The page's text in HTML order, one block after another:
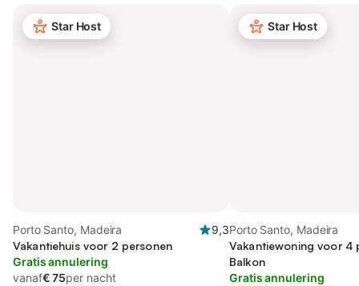
Star Host
Porto Santo, Madeira
9,3
Vakantiehuis voor 2 personen
Gratis annulering
vanaf€ 75per nacht
Star Host
Porto Santo, Madeira
Vakantiewoning voor 4
Balkon
Gratis annulering